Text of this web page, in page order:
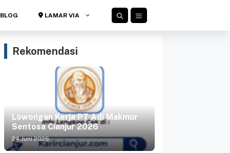
BLOG LAMAR VIA
Rekomendasi
Lowongan Kerja PT Adi Makmur
Sentosa Cianjur 2026
24 Juni 2026